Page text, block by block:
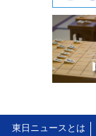
東日ニュースとは